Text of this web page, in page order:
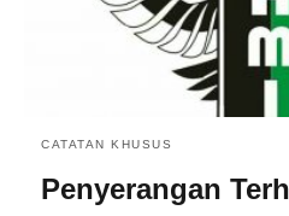
CATATAN KHUSUS
Penyerangan